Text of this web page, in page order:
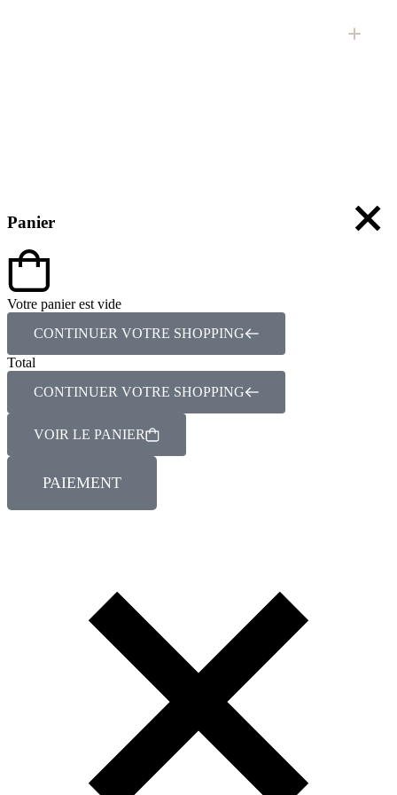
Panier
Votre panier est vide
CONTINUER VOTRE SHOPPING
Total
CONTINUER VOTRE SHOPPING
VOIR LE PANIER
PAIEMENT